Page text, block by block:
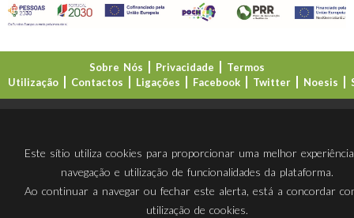
Sobre Nós Privacidade
Termos
Utilização
Contactos Ligações Facebook Twitter Noesis
Este sítio utiliza cookies para proporcionar uma melhor
navegação e utilização de funcionalidades da plataforma.
Ao continuar a navegar ou fechar este alerta, está a concordar
utilização de cookies.